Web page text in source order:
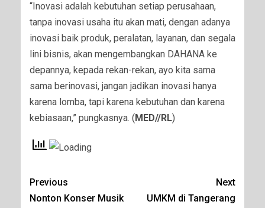
“Inovasi adalah kebutuhan setiap perusahaan,
tanpa inovasi usaha itu akan mati, dengan adanya
inovasi baik produk, peralatan, layanan, dan segala
lini bisnis, akan mengembangkan DAHANA ke
depannya, kepada rekan-rekan, ayo kita sama
sama berinovasi, jangan jadikan inovasi hanya
karena lomba, tapi karena kebutuhan dan karena
kebiasaan,” pungkasnya. ( MED//RL)
Previous
Nonton Konser Musik
Next
UMKM di Tangerang